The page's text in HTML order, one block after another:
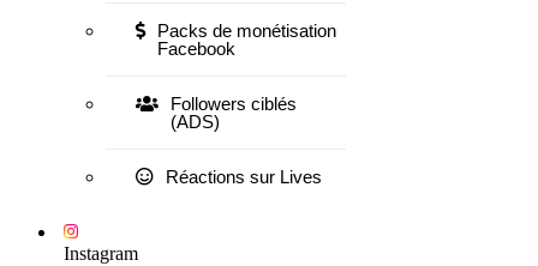
Packs de monétisation
Facebook
Followers ciblés
(ADS)
Réactions sur Lives
Instagram